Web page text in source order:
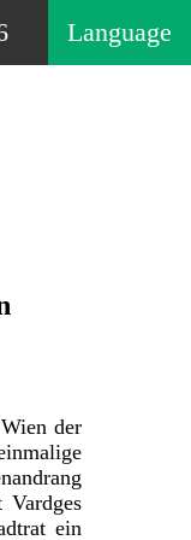
Language
der
ein